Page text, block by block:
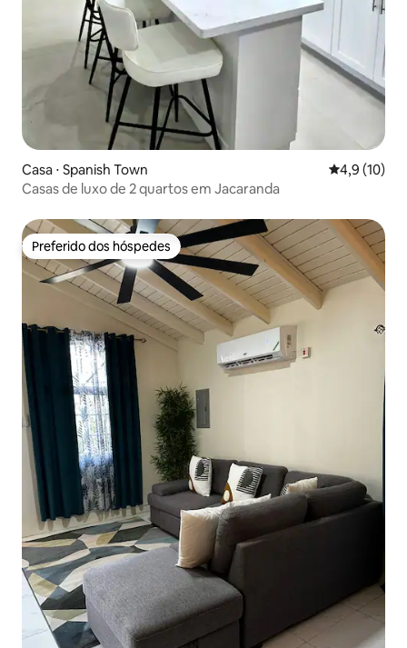
Casa ⋅ Spanish Town 4,9 de uma
4,9 (10)
Casas de luxo de 2 quartos em Jacaranda
Preferido dos hóspedes
Preferido dos hóspedes